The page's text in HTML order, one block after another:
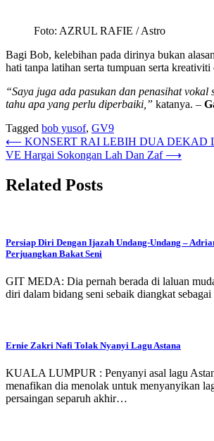
Foto: AZRUL RAFIE / Astro
Bagi Bob, kelebihan pada dirinya bukan
hati tanpa latihan serta tumpuan serta kreativiti
“Saya juga ada pasukan dan penasihat vokal
tahu apa yang perlu diperbaiki,” katanya. –
Tagged bob yusof, GV9
Post
navigation
⟵ KONSERT RAI LEBIH DUA DEKAD
VE Hargai Sokongan Lah Dan Zaf ⟶
Related Posts
Persiap Diri Dengan Ijazah Undang-Undang –
Perjuangkan Bakat Seni
GIT MEDA: Dia pernah berada di laluan
diri dalam bidang seni sebaik diangkat
Ernie Zakri Nafi Tolak Nyanyi Lagu Astana
KUALA LUMPUR : Penyanyi asal lagu
menafikan dia menolak untuk menyanyikan
persaingan separuh akhir…